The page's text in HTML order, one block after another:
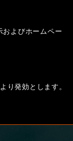
およびホームペー
り発効とします。